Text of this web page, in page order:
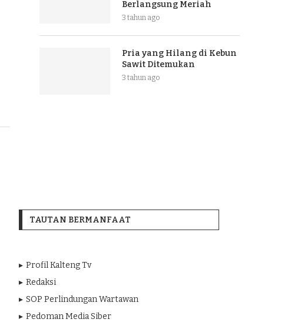
Berlangsung Meriah
3 tahun ago
Pria yang Hilang di Kebun
Sawit Ditemukan
3 tahun ago
TAUTAN BERMANFAAT
Profil Kalteng Tv
Redaksi
SOP Perlindungan Wartawan
Pedoman Media Siber